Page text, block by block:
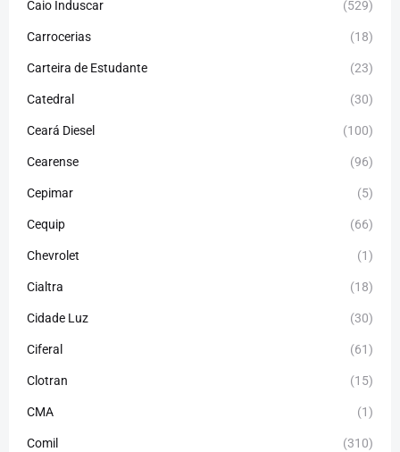
Caio Induscar (529)
Carrocerias (18)
Carteira de Estudante (23)
Catedral (30)
Ceará Diesel (100)
Cearense (96)
Cepimar (5)
Cequip (66)
Chevrolet (1)
Cialtra (18)
Cidade Luz (30)
Ciferal (61)
Clotran (15)
CMA (1)
Comil (310)